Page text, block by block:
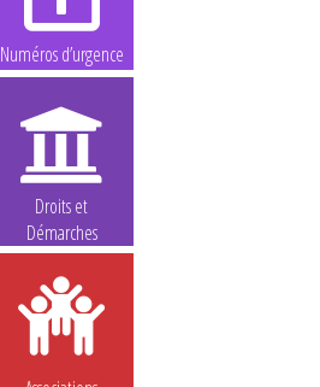
Numéros d’urgence
Droits et
Démarches